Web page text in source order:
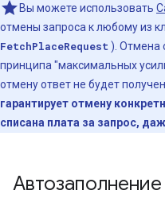
Вы можете использовать
отмены запроса к любому из
FetchPlaceRequest ). Отмена
принципа "максимальных
отмену ответ не будет получен.
гарантирует отмену
списана плата за запрос,